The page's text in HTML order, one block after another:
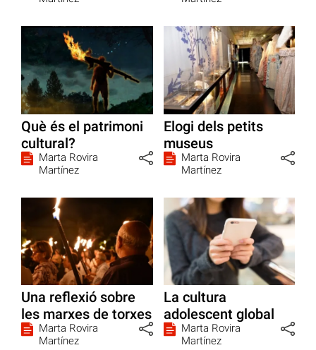
Què és el patrimoni
cultural?
Marta Rovira
Martínez
Elogi dels petits
museus
Marta Rovira
Martínez
Una reflexió sobre
les marxes de torxes
Marta Rovira
Martínez
La cultura
adolescent global
Marta Rovira
Martínez